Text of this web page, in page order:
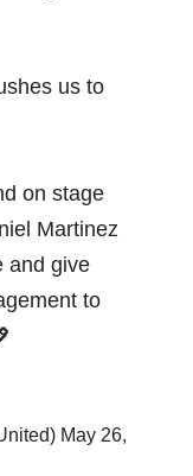
us to
on stage
Martinez
and give
to
May 26,